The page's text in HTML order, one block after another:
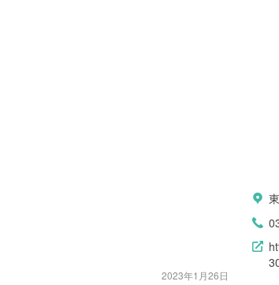
2023年1月26日